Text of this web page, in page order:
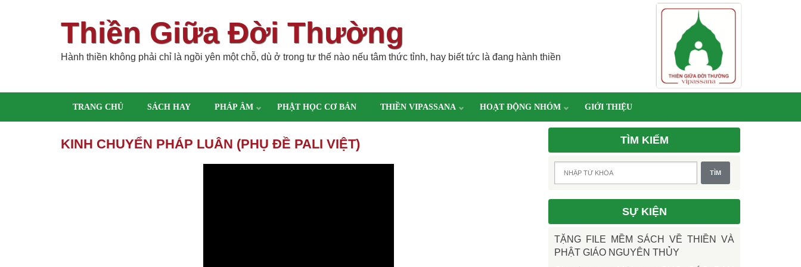
Thiền Giữa Đời Thường
Hành thiền không phải chỉ là ngồi yên một chỗ, dù ở trong tư thế nào nếu tâm thức tỉnh, hay biết tức là đang hành thiền
TRANG CHỦ SÁCH HAY PHÁP ÂM PHẬT HỌC CƠ BẢN THIỀN VIPASSANA HOẠT ĐỘNG NHÓM GIỚI THIỆU
KINH CHUYỂN PHÁP LUÂN (PHỤ ĐỀ PALI VIỆT) TÌM KIẾM
SỰ KIỆN
TẶNG FILE MỀM SÁCH VỀ THIỀN VÀ
PHẬT GIÁO NGUYÊN THỦY